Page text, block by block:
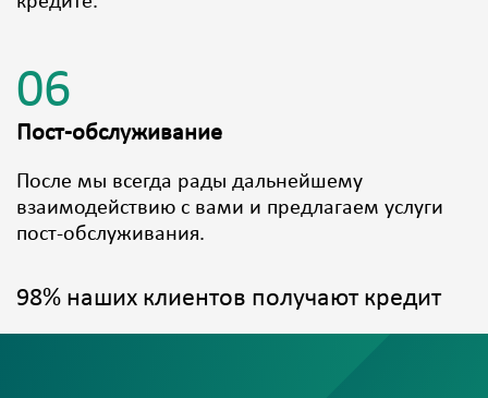
06
Пост-обслуживание
После мы всегда рады дальнейшему
взаимодействию с вами и предлагаем услуги
пост-обслуживания.
98% наших клиентов получают кредит